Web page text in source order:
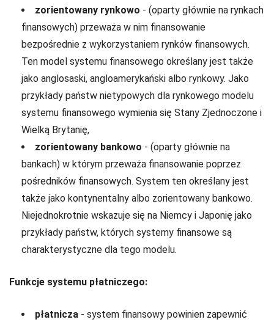
zorientowany rynkowo - (oparty głównie na rynkach
finansowych) przeważa w nim finansowanie
bezpośrednie z wykorzystaniem rynków finansowych.
Ten model systemu finansowego określany jest także
jako anglosaski, angloamerykański albo rynkowy. Jako
przykłady państw nietypowych dla rynkowego modelu
systemu finansowego wymienia się Stany Zjednoczone i
Wielką Brytanię,
zorientowany bankowo - (oparty głównie na
bankach) w którym przeważa finansowanie poprzez
pośredników finansowych. System ten określany jest
także jako kontynentalny albo zorientowany bankowo.
Niejednokrotnie wskazuje się na Niemcy i Japonię jako
przykłady państw, których systemy finansowe są
charakterystyczne dla tego modelu.
Funkcje systemu płatniczego:
płatnicza - system finansowy powinien zapewnić